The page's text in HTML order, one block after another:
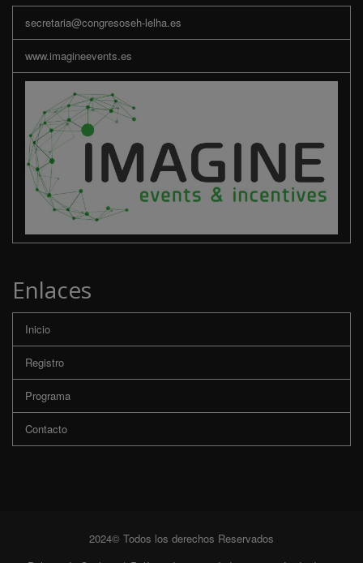
secretaria@congresoseh-lelha.es
www.imagineevents.es
Enlaces
Inicio
Registro
Programa
Contacto
2024© Todos los derechos Reservados